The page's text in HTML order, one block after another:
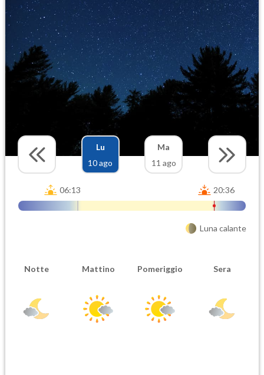
Lu
10 ago
Ma
11 ago
06:13 20:36
Luna calante
Notte Mattino Pomeriggio Sera